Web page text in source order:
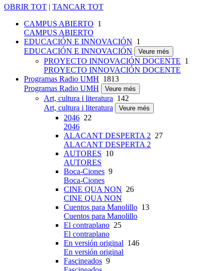
OBRIR TOT | TANCAR TOT
CAMPUS ABIERTO 1
CAMPUS ABIERTO
EDUCACIÓN E INNOVACIÓN 1
EDUCACIÓN E INNOVACIÓN
Veure més
PROYECTO INNOVACIÓN DOCENTE 1
PROYECTO INNOVACIÓN DOCENTE
Programas Radio UMH 1813
Programas Radio UMH
Veure més
Art, cultura i literatura 142
Art, cultura i literatura
Veure més
2046 22
2046
ALACANT DESPERTA 2 27
ALACANT DESPERTA 2
AUTORES 10
AUTORES
Boca-Ciones 9
Boca-Ciones
CINE QUA NON 26
CINE QUA NON
Cuentos para Manolillo 13
Cuentos para Manolillo
El contraplano 25
El contraplano
En versión original 146
En versión original
Fascineados 9